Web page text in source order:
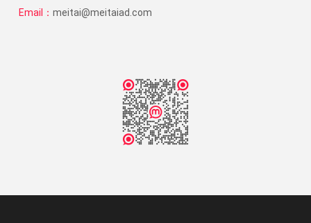
Email： meitai@meitaiad.com